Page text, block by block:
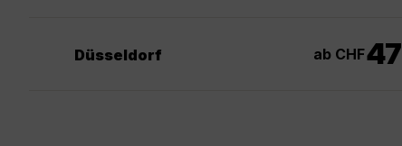
Düsseldorf ab CHF47